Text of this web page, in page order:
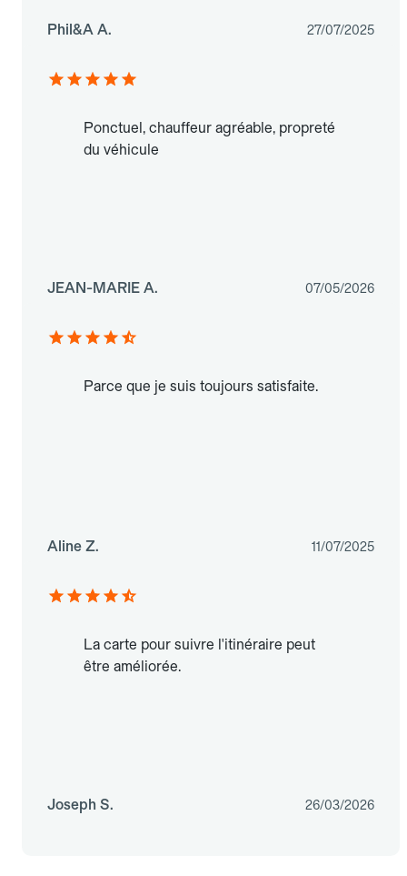
Phil&A A. 27/07/2025
Ponctuel, chauffeur agréable, propreté
du véhicule
JEAN-MARIE A. 07/05/2026
Parce que je suis toujours satisfaite.
Aline Z. 11/07/2025
La carte pour suivre l'itinéraire peut
être améliorée.
Joseph S. 26/03/2026